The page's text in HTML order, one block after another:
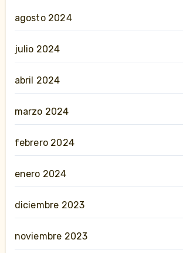
agosto 2024
julio 2024
abril 2024
marzo 2024
febrero 2024
enero 2024
diciembre 2023
noviembre 2023